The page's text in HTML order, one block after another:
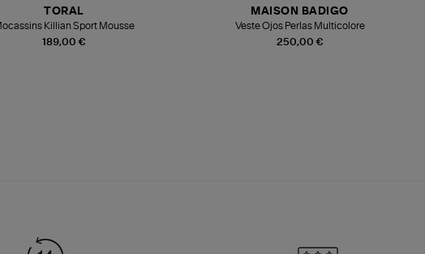
189,00 €
TORAL
Killian Sport Mousse
250,00 €
MAISON BADIGO
Veste Ojos Perlas Multicolore